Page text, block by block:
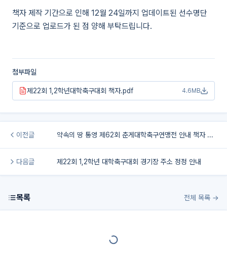
책자 제작 기간으로 인해 12월 24일까지 업데이트된 선수명단
기준으로 업로드가 된 점 양해 부탁드립니다.
첨부파일
제22회 1,2학년대학축구대회 책자.pdf 4.6MB
이전글 약속의 땅 통영 제62회 춘게대학축구연맹전 안내 책자 및 출전 선수 명단 파일
다음글 제22회 1,2학년 대학축구대회 경기장 주소 정정 안내
목록 전체 목록 →